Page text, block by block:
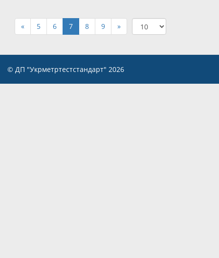
« 5 6 7 8 9 »
© ДП "Укрметртестстандарт" 2026